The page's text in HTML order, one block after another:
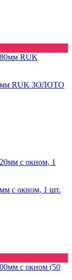
RUK ЗОЛОТО
с окном, 1 шт.